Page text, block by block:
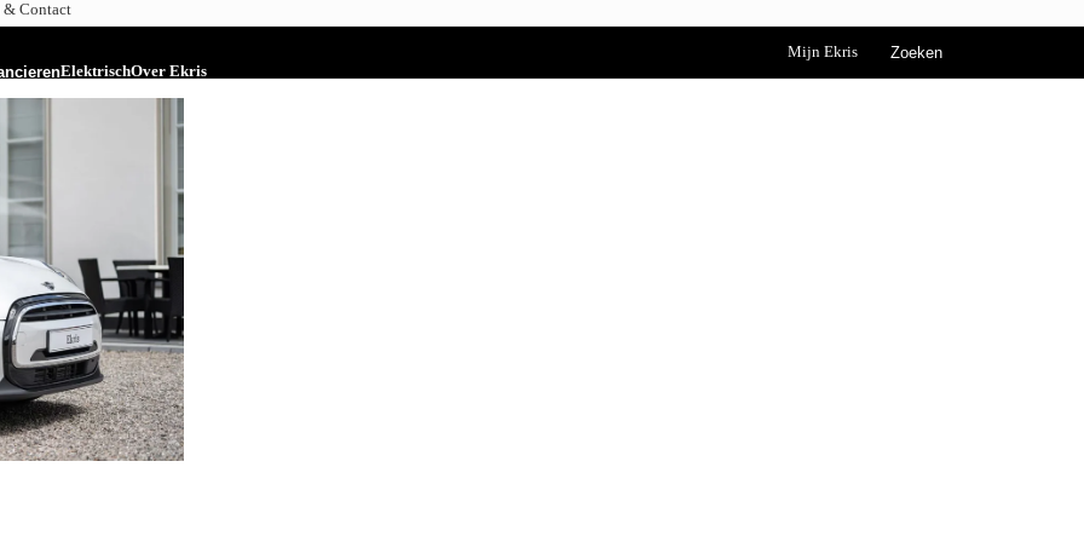
& Contact
ElektrischOver Ekris
Mijn Ekris
Zoeken